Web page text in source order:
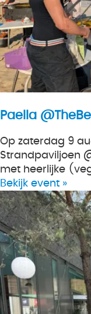
Paella
Op zaterdag 9
Strandpaviljoen
met heerlijke
Bekijk event »